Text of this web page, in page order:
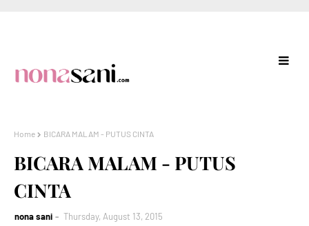
Home BICARA MALAM - PUTUS CINTA
BICARA MALAM - PUTUS
CINTA
nona sani Thursday, August 13, 2015